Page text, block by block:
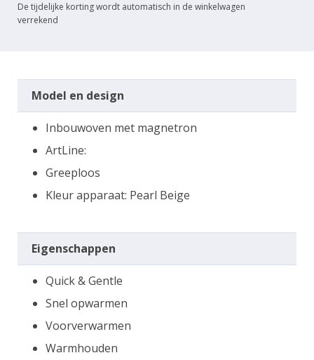
De tijdelijke korting wordt automatisch in de winkelwagen
verrekend
Model en design
Inbouwoven met magnetron
ArtLine:
Greeploos
Kleur apparaat: Pearl Beige
Eigenschappen
Quick & Gentle
Snel opwarmen
Voorverwarmen
Warmhouden